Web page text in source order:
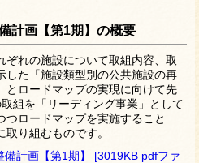
計画【第1期】の概要
れの施設について取組内容、取
した「施設類型別の公共施設の再
とロードマップの実現に向けて先
組を「リーディング事業」として
ロードマップを実施すること
取り組むものです。
備計画【第1期】 [3019KB pdfファ